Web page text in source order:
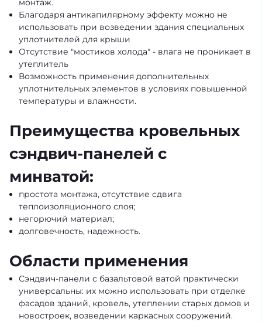
монтаж.
Благодаря антикапилярному эффекту можно не
использовать при возведении здания специальных
уплотнителей для крыши
Отсутствие "мостиков холода" - влага не проникает в
утеплитель
Возможность применения дополнительных
уплотнительных элементов в условиях повышенной
температуры и влажности.
Преимущества кровельных
сэндвич-панелей с
минватой:
простота монтажа, отсутствие сдвига
теплоизоляционного слоя;
негорючий материал;
долговечноcть, надежность.
Области применения
Сэндвич-панели с базальтовой ватой практически
универсальны: их можно использовать при отделке
фасадов зданий, кровель, утеплении старых домов и
новостроек, возведении каркасных сооружений.